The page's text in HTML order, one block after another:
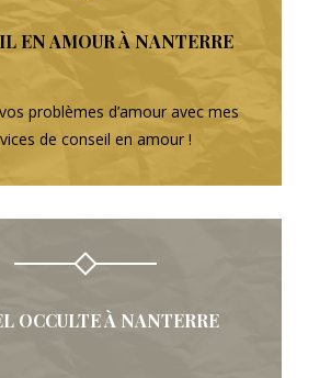
EN AMOUR À NANTERRE
problèmes d’amour avec mes
de conseil en amour !
OCCULTE À NANTERRE